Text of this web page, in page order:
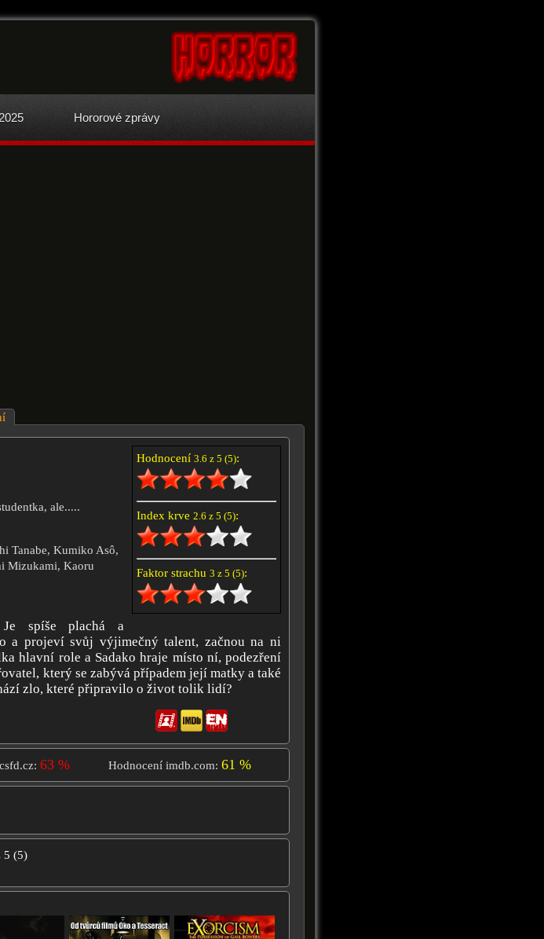
Hororové zprávy
Hodnocení 3.6 z 5 (5):
Index krve 2.6 z 5 (5):
Faktor strachu 3 z 5 (5):
ale.....
Tanabe, Kumiko Asô,
Mizukami, Kaoru
Je spíše plachá a
a projeví svůj výjimečný talent, začnou na ni
hlavní role a Sadako hraje místo ní, podezření
který se zabývá případem její matky a také
zlo, které připravilo o život tolik lidí?
63 % Hodnocení imdb.com: 61 %
5 (5)